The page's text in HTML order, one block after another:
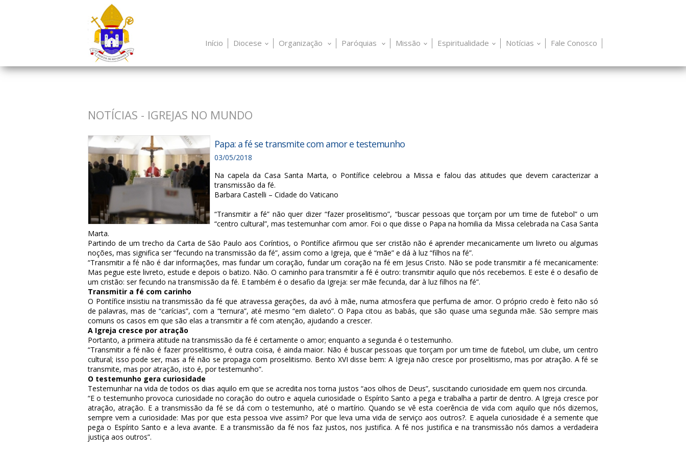
Início Diocese Organização Paróquias Missão Espiritualidade Notícias Fale Conosco
NOTÍCIAS - IGREJAS NO MUNDO
Papa: a fé se transmite com amor e testemunho
03/05/2018
Na capela da Casa Santa Marta, o Pontífice celebrou a Missa e falou das atitudes que devem caracterizar a
transmissão da fé.
Barbara Castelli – Cidade do Vaticano
“Transmitir a fé” não quer dizer “fazer proselitismo”, “buscar pessoas que torçam por um time de futebol” o um
“centro cultural”, mas testemunhar com amor. Foi o que disse o Papa na homilia da Missa celebrada na Casa Santa
Marta.
Partindo de um trecho da Carta de São Paulo aos Coríntios, o Pontífice afirmou que ser cristão não é aprender mecanicamente um livreto ou algumas
noções, mas significa ser “fecundo na transmissão da fé”, assim como a Igreja, que é “mãe” e dá à luz “filhos na fé”.
“Transmitir a fé não é dar informações, mas fundar um coração, fundar um coração na fé em Jesus Cristo. Não se pode transmitir a fé mecanicamente:
Mas pegue este livreto, estude e depois o batizo. Não. O caminho para transmitir a fé é outro: transmitir aquilo que nós recebemos. E este é o desafio de
um cristão: ser fecundo na transmissão da fé. E também é o desafio da Igreja: ser mãe fecunda, dar à luz filhos na fé”.
Transmitir a fé com carinho
O Pontífice insistiu na transmissão da fé que atravessa gerações, da avó à mãe, numa atmosfera que perfuma de amor. O próprio credo è feito não só
de palavras, mas de “carícias”, com a “ternura”, até mesmo “em dialeto”. O Papa citou as babás, que são quase uma segunda mãe. São sempre mais
comuns os casos em que são elas a transmitir a fé com atenção, ajudando a crescer.
A Igreja cresce por atração
Portanto, a primeira atitude na transmissão da fé é certamente o amor; enquanto a segunda é o testemunho.
“Transmitir a fé não é fazer proselitismo, é outra coisa, é ainda maior. Não é buscar pessoas que torçam por um time de futebol, um clube, um centro
cultural; isso pode ser, mas a fé não se propaga com proselitismo. Bento XVI disse bem: A Igreja não cresce por proselitismo, mas por atração. A fé se
transmite, mas por atração, isto é, por testemunho”.
O testemunho gera curiosidade
Testemunhar na vida de todos os dias aquilo em que se acredita nos torna justos “aos olhos de Deus”, suscitando curiosidade em quem nos circunda.
“E o testemunho provoca curiosidade no coração do outro e aquela curiosidade o Espírito Santo a pega e trabalha a partir de dentro. A Igreja cresce por
atração, atração. E a transmissão da fé se dá com o testemunho, até o martírio. Quando se vê esta coerência de vida com aquilo que nós dizemos,
sempre vem a curiosidade: Mas por que esta pessoa vive assim? Por que leva uma vida de serviço aos outros?. E aquela curiosidade é a semente que
pega o Espírito Santo e a leva avante. E a transmissão da fé nos faz justos, nos justifica. A fé nos justifica e na transmissão nós damos a verdadeira
justiça aos outros”.